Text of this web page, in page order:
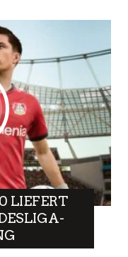
LIEFERT